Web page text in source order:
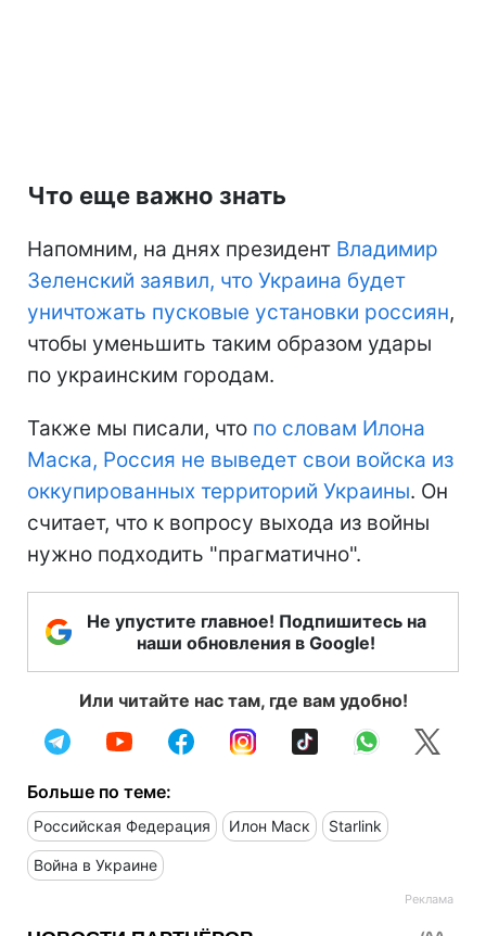
Что еще важно знать
Напомним, на днях президент Владимир
Зеленский заявил, что Украина будет
уничтожать пусковые установки россиян,
чтобы уменьшить таким образом удары
по украинским городам.
Также мы писали, что по словам Илона
Маска, Россия не выведет свои войска из
оккупированных территорий Украины. Он
считает, что к вопросу выхода из войны
нужно подходить "прагматично".
Не упустите главное! Подпишитесь на
наши обновления в Google!
Или читайте нас там, где вам удобно!
Больше по теме:
Российская Федерация Илон Маск Starlink
Война в Украине